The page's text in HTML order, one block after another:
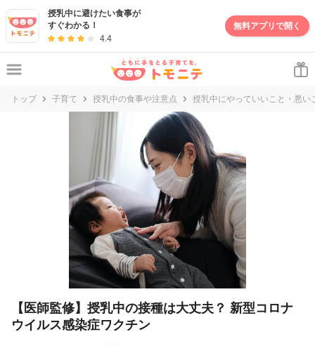
授乳中に避けたい食事が
すぐわかる！
4.4
無料アプリで開く
トップ 子育て 授乳中の食事や注意点 授乳中にやっていいこと・悪い
【医師監修】授乳中の接種は大丈夫？ 新型コロナ
ウイルス感染症ワクチン
妊娠・出産・子育て情報サイト | トモニテ